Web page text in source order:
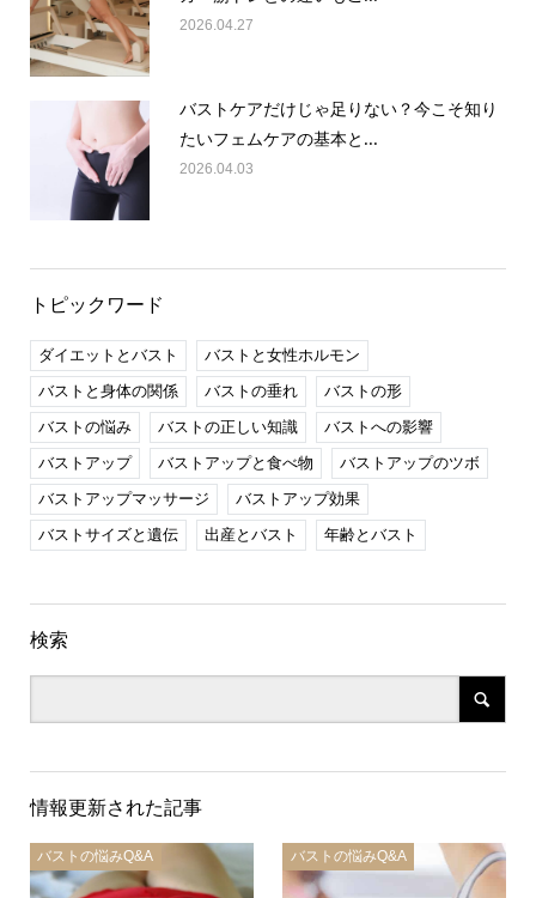
2026.04.27
バストケアだけじゃ足りない？今こそ知り
たいフェムケアの基本と...
2026.04.03
トピックワード
ダイエットとバスト
バストと女性ホルモン
バストと身体の関係
バストの垂れ
バストの形
バストの悩み
バストの正しい知識
バストへの影響
バストアップ
バストアップと食べ物
バストアップのツボ
バストアップマッサージ
バストアップ効果
バストサイズと遺伝
出産とバスト 年齢とバスト
検索
情報更新された記事
バストの悩みQ&A バストの悩みQ&A